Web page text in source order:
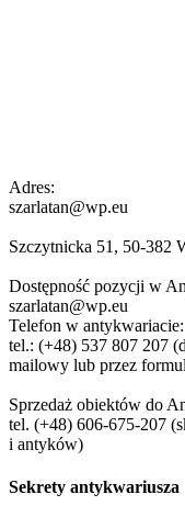
Adres:
szarlatan@wp.eu
Szczytnicka 51, 50-382
Dostępność pozycji w
szarlatan@wp.eu
Telefon w antykwariacie:
tel.: (+48) 537 807 207
mailowy lub przez
Sprzedaż obiektów do
tel. (+48) 606-675-207
i antyków)
Sekrety antykwariusza